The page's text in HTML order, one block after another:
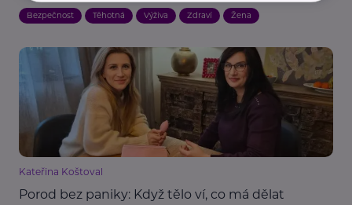
Bezpečnost Těhotná Výživa Zdraví Žena
Kateřina Koštoval
Porod bez paniky: Když tělo ví, co má dělat